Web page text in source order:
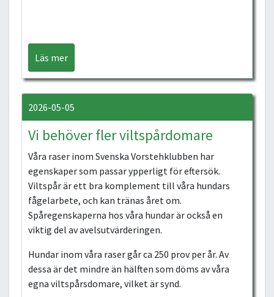
Läs mer
2026-05-05
Vi behöver fler viltspårdomare
Våra raser inom Svenska Vorstehklubben har
egenskaper som passar ypperligt för eftersök.
Viltspår är ett bra komplement till våra hundars
fågelarbete, och kan tränas året om.
Spåregenskaperna hos våra hundar är också en
viktig del av avelsutvärderingen.
Hundar inom våra raser går ca 250 prov per år. Av
dessa är det mindre än hälften som döms av våra
egna viltspårsdomare, vilket är synd.